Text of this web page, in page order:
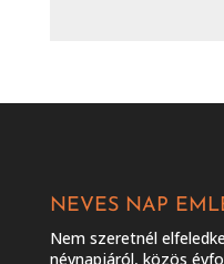
NEVES NAP
Nem szeretnél
névnapjáról, közös